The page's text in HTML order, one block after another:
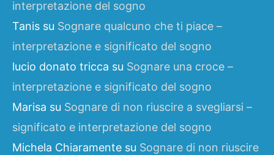
interpretazione del sogno
Tanis su Sognare qualcuno che ti piace –
interpretazione e significato del sogno
lucio donato tricca su Sognare una croce –
interpretazione e significato del sogno
Marisa su Sognare di non riuscire a svegliarsi –
significato e interpretazione del sogno
Michela Chiaramente su Sognare di non riuscire